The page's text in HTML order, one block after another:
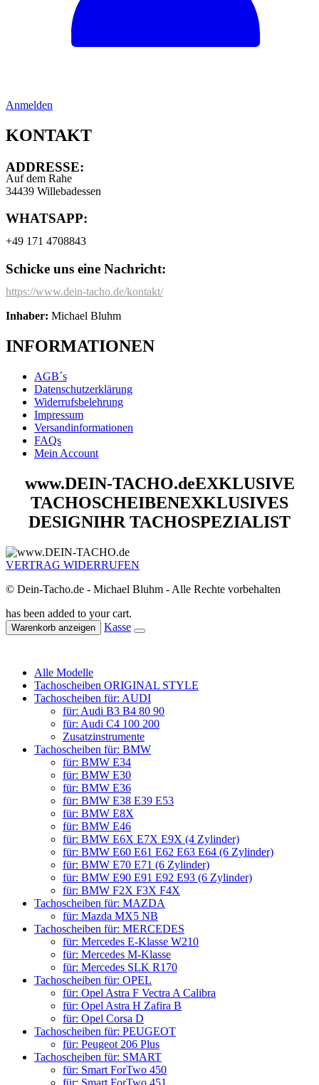
Anmelden
KONTAKT
ADDRESSE:
Auf dem Rahe
34439 Willebadessen
WHATSAPP:
+49 171 4708843
Schicke uns eine Nachricht:
https://www.dein-tacho.de/kontakt/
Inhaber: Michael Bluhm
INFORMATIONEN
AGB´s
Datenschutzerklärung
Widerrufsbelehrung
Impressum
Versandinformationen
FAQs
Mein Account
www.DEIN-TACHO.deEXKLUSIVE
TACHOSCHEIBENEXKLUSIVES
DESIGNIHR TACHOSPEZIALIST
VERTRAG WIDERRUFEN
© Dein-Tacho.de - Michael Bluhm - Alle Rechte vorbehalten
has been added to your cart.
Warenkorb anzeigen Kasse
Alle Modelle
Tachoscheiben ORIGINAL STYLE
Tachoscheiben für: AUDI
für: Audi B3 B4 80 90
für: Audi C4 100 200
Zusatzinstrumente
Tachoscheiben für: BMW
für: BMW E34
für: BMW E30
für: BMW E36
für: BMW E38 E39 E53
für: BMW E8X
für: BMW E46
für: BMW E6X E7X E9X (4 Zylinder)
für: BMW E60 E61 E62 E63 E64 (6 Zylinder)
für: BMW E70 E71 (6 Zylinder)
für: BMW E90 E91 E92 E93 (6 Zylinder)
für: BMW F2X F3X F4X
Tachoscheiben für: MAZDA
für: Mazda MX5 NB
Tachoscheiben für: MERCEDES
für: Mercedes E-Klasse W210
für: Mercedes M-Klasse
für: Mercedes SLK R170
Tachoscheiben für: OPEL
für: Opel Astra F Vectra A Calibra
für: Opel Astra H Zafira B
für: Opel Corsa D
Tachoscheiben für: PEUGEOT
für: Peugeot 206 Plus
Tachoscheiben für: SMART
für: Smart ForTwo 450
für: Smart ForTwo 451